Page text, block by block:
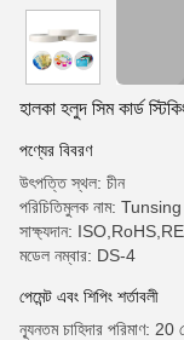
হালকা হলুদ সিম কার্ড
পণ্যের বিবরণ
উৎপত্তি স্থল: চীন
পরিচিতিমুলক নাম: Tunsing
সাক্ষ্যদান:
মডেল নম্বার: DS-4
পেমেন্ট এবং শিপিং শর্তাবলী
ন্যূনতম চাহিদার পরিমাণ: 20